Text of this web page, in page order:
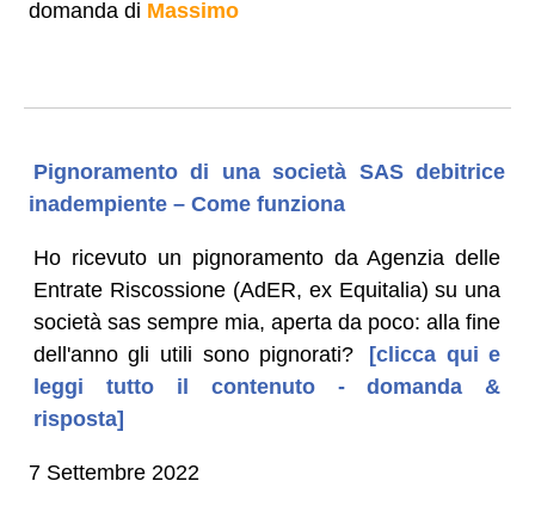
domanda di Massimo
Pignoramento di una società SAS debitrice
inadempiente – Come funziona
Ho ricevuto un pignoramento da Agenzia delle
Entrate Riscossione (AdER, ex Equitalia) su una
società sas sempre mia, aperta da poco: alla fine
dell'anno gli utili sono pignorati?
[clicca qui e
leggi tutto il contenuto - domanda &
risposta]
7 Settembre 2022